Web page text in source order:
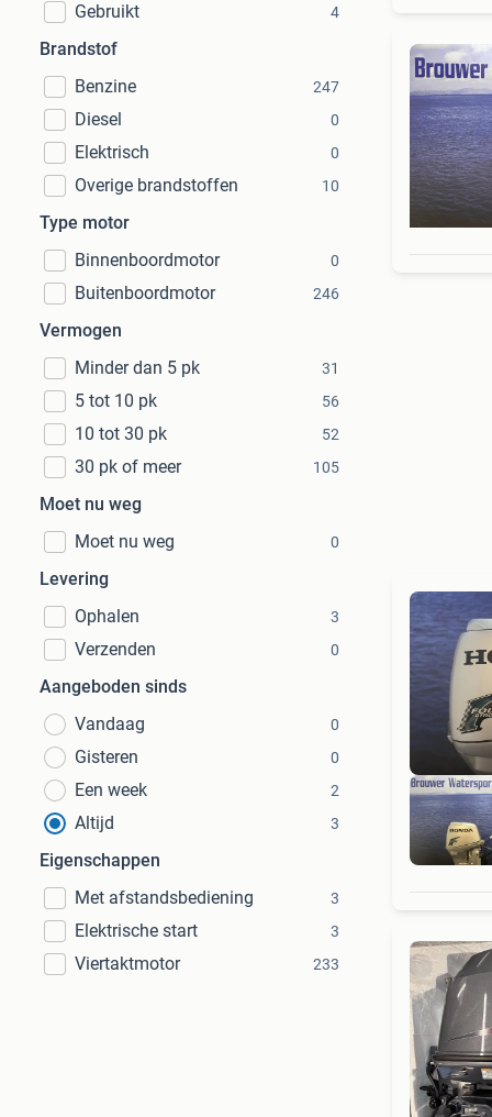
Gebruikt 4
Brandstof
Benzine
247
Diesel 0
Elektrisch 0
Overige brandstoffen 10
Type motor
Binnenboordmotor
0
Buitenboordmotor 246
Vermogen
Minder dan 5 pk
31
5 tot 10 pk 56
10 tot 30 pk 52
30 pk of meer 105
Moet nu weg
Moet nu weg
0
Levering
Ophalen
3
Verzenden 0
Aangeboden sinds
Vandaag
0
Gisteren 0
Een week 2
Altijd 3
Eigenschappen
Met afstandsbediening
3
Elektrische start 3
Viertaktmotor 233